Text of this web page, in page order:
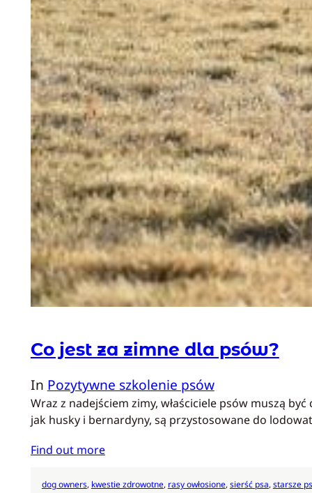
Co jest za zimne dla psów?
In Pozytywne szkolenie psów
Wraz z nadejściem zimy, właściciele psów muszą
jak husky i bernardyny, są przystosowane do
Find out more
dog owners, kwestie zdrowotne, rasy owłosione, sierść psa, starsze